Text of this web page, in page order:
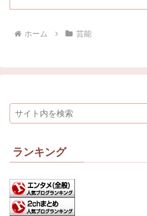
ホーム 芸能
ランキング